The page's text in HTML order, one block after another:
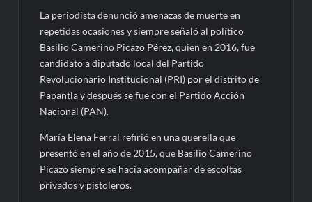
La periodista denunció amenazas de muerte en
repetidas ocasiones y siempre señaló al político
Basilio Camerino Picazo Pérez, quien en 2016, fue
candidato a diputado local del Partido
Revolucionario Institucional (PRI) por el distrito de
Papantla y después se fue con el Partido Acción
Nacional (PAN).
María Elena Ferral refirió en una querella que
presentó en el año de 2015, que Basilio Camerino
Picazo siempre se hacía acompañar de escoltas
privados y pistoleros.